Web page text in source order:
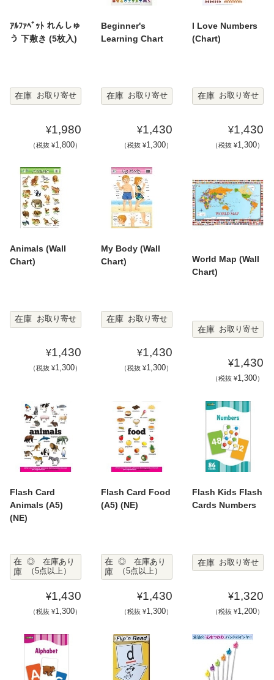
ｱﾙﾌｧﾍﾞｯﾄ れんしゅ
う 下敷き (5枚入)
在庫 お取り寄せ
¥1,980
（税抜 ¥1,800）
Beginner's
Learning Chart
在庫 お取り寄せ
¥1,430
（税抜 ¥1,300）
I Love Numbers
(Chart)
在庫 お取り寄せ
¥1,430
（税抜 ¥1,300）
Animals (Wall
Chart)
在庫 お取り寄せ
¥1,430
（税抜 ¥1,300）
My Body (Wall
Chart)
在庫 お取り寄せ
¥1,430
（税抜 ¥1,300）
World Map (Wall
Chart)
在庫 お取り寄せ
¥1,430
（税抜 ¥1,300）
Flash Card
Animals (A5)
(NE)
在
庫
◎ 在庫あり
（5点以上）
¥1,430
（税抜 ¥1,300）
Flash Card Food
(A5) (NE)
在
庫
◎ 在庫あり
（5点以上）
¥1,430
（税抜 ¥1,300）
Flash Kids Flash
Cards Numbers
在庫 お取り寄せ
¥1,320
（税抜 ¥1,200）